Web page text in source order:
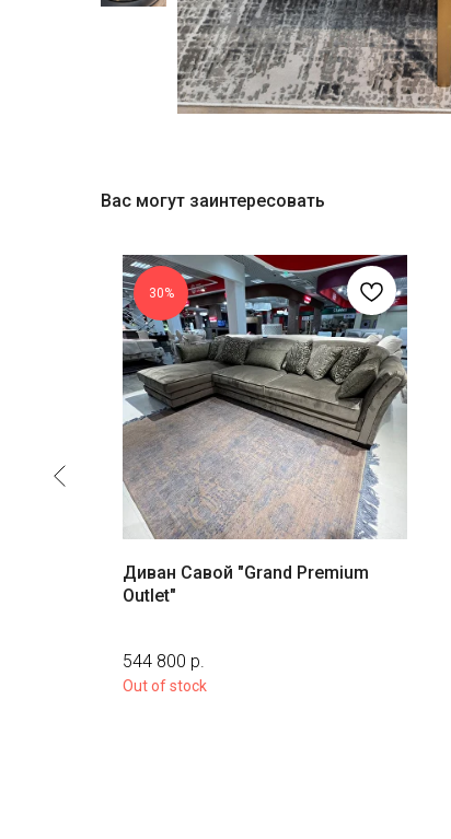
Вас могут заинтересовать
30%
Диван Савой "Grand Premium
Outlet"
544 800 р.
Out of stock